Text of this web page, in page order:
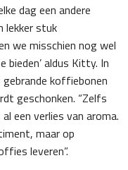
dag een andere
lekker stuk
we misschien nog wel
bieden’ aldus Kitty. In
koffiebonen
geschonken. “Zelfs
een verlies van aroma.
maar op
leveren”.